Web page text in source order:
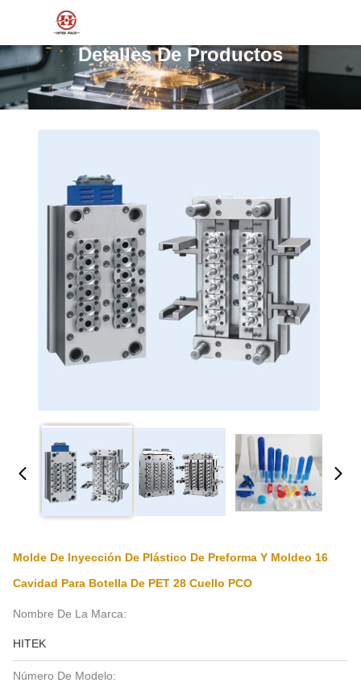
Detalles De Productos
Molde De Inyección De Plástico De Preforma Y Moldeo 16
Cavidad Para Botella De PET 28 Cuello PCO
Nombre De La Marca:
HITEK
Número De Modelo: